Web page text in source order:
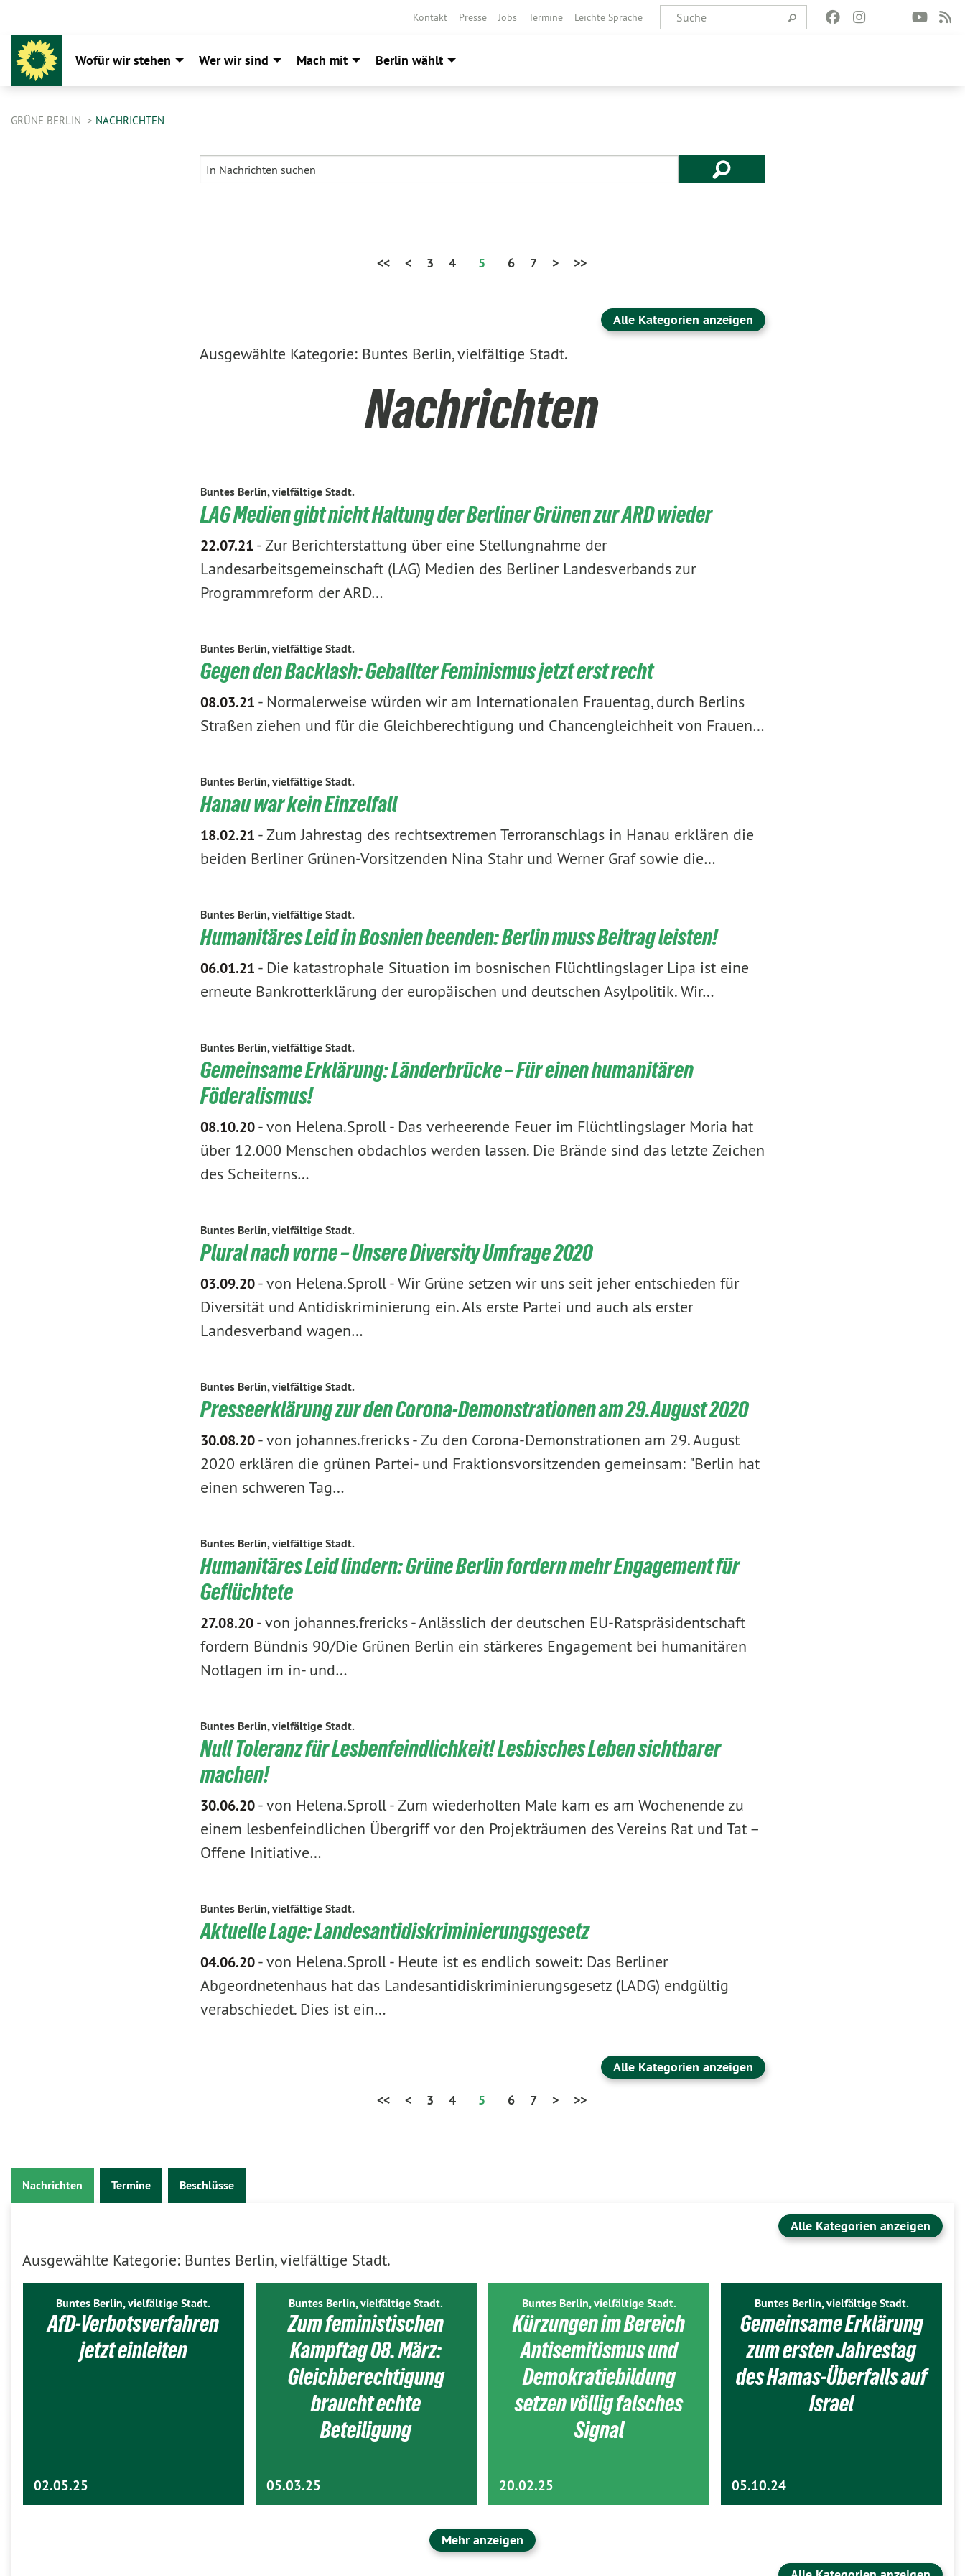
Kontakt Presse Jobs Termine Leichte Sprache
Wofür wir stehen Wer wir sind Mach mit Berlin wählt
GRÜNE BERLIN NACHRICHTEN
<< < 3 4 5 6 7 > >>
Alle Kategorien anzeigen
Ausgewählte Kategorie: Buntes Berlin, vielfältige Stadt.
Nachrichten
Buntes Berlin, vielfältige Stadt.
LAG Medien gibt nicht Haltung der Berliner Grünen zur ARD wieder
22.07.21 -Zur Berichterstattung über eine Stellungnahme der
Landesarbeitsgemeinschaft (LAG) Medien des Berliner Landesverbands zur
Programmreform der ARD…
Buntes Berlin, vielfältige Stadt.
Gegen den Backlash: Geballter Feminismus jetzt erst recht
08.03.21 - Normalerweise würden wir am Internationalen Frauentag, durch Berlins
Straßen ziehen und für die Gleichberechtigung und Chancengleichheit von Frauen…
Buntes Berlin, vielfältige Stadt.
Hanau war kein Einzelfall
18.02.21 -Zum Jahrestag des rechtsextremen Terroranschlags in Hanau erklären die
beiden Berliner Grünen-Vorsitzenden Nina Stahr und Werner Graf sowie die…
Buntes Berlin, vielfältige Stadt.
Humanitäres Leid in Bosnien beenden: Berlin muss Beitrag leisten!
06.01.21 - Die katastrophale Situation im bosnischen Flüchtlingslager Lipa ist eine
erneute Bankrotterklärung der europäischen und deutschen Asylpolitik. Wir…
Buntes Berlin, vielfältige Stadt.
Gemeinsame Erklärung: Länderbrücke – Für einen humanitären
Föderalismus!
08.10.20-von Helena.Sproll- Das verheerende Feuer im Flüchtlingslager Moria hat
über 12.000 Menschen obdachlos werden lassen. Die Brände sind das letzte Zeichen
des Scheiterns…
Buntes Berlin, vielfältige Stadt.
Plural nach vorne – Unsere Diversity Umfrage 2020
03.09.20-von Helena.Sproll-Wir Grüne setzen wir uns seit jeher entschieden für
Diversität und Antidiskriminierung ein. Als erste Partei und auch als erster
Landesverband wagen…
Buntes Berlin, vielfältige Stadt.
Presseerklärung zur den Corona-Demonstrationen am 29.August 2020
30.08.20-von johannes.frericks-Zu den Corona-Demonstrationen am 29. August
2020 erklären die grünen Partei- und Fraktionsvorsitzenden gemeinsam: "Berlin hat
einen schweren Tag…
Buntes Berlin, vielfältige Stadt.
Humanitäres Leid lindern: Grüne Berlin fordern mehr Engagement für
Geflüchtete
27.08.20-von johannes.frericks-Anlässlich der deutschen EU-Ratspräsidentschaft
fordern Bündnis 90/Die Grünen Berlin ein stärkeres Engagement bei humanitären
Notlagen im in- und…
Buntes Berlin, vielfältige Stadt.
Null Toleranz für Lesbenfeindlichkeit! Lesbisches Leben sichtbarer
machen!
30.06.20-von Helena.Sproll-Zum wiederholten Male kam es am Wochenende zu
einem lesbenfeindlichen Übergriff vor den Projekträumen des Vereins Rat und Tat –
Offene Initiative…
Buntes Berlin, vielfältige Stadt.
Aktuelle Lage: Landesantidiskriminierungsgesetz
04.06.20-von Helena.Sproll- Heute ist es endlich soweit: Das Berliner
Abgeordnetenhaus hat das Landesantidiskriminierungsgesetz (LADG) endgültig
verabschiedet. Dies ist ein…
Alle Kategorien anzeigen
<<
< 3 4 5 6 7 > >>
Nachrichten Termine Beschlüsse
Alle Kategorien anzeigen
Ausgewählte Kategorie: Buntes Berlin, vielfältige Stadt.
Buntes Berlin, vielfältige Stadt.
AfD-Verbotsverfahren
jetzt einleiten
02.05.25
Buntes Berlin, vielfältige Stadt.
Zum feministischen
Kampftag 08. März:
Gleichberechtigung
braucht echte
Beteiligung
05.03.25
Buntes Berlin, vielfältige Stadt.
Kürzungen im Bereich
Antisemitismus und
Demokratiebildung
setzen völlig falsches
Signal
20.02.25
Buntes Berlin, vielfältige Stadt.
Gemeinsame Erklärung
zum ersten Jahrestag
des Hamas-Überfalls auf
Israel
05.10.24
Mehr anzeigen